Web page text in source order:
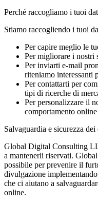
Perché raccogliamo i tuoi
Stiamo raccogliendo i tuoi
Per capire meglio le
Per migliorare i nostri
Per inviarti e-mail
riteniamo interessanti
Per contattarti per
tipi di ricerche di
Per personalizzare il
comportamento
Salvaguardia e sicurezza dei
Global Digital Consulting
a mantenerli riservati.
possibile per prevenire il
divulgazione
che ci aiutano a
online.